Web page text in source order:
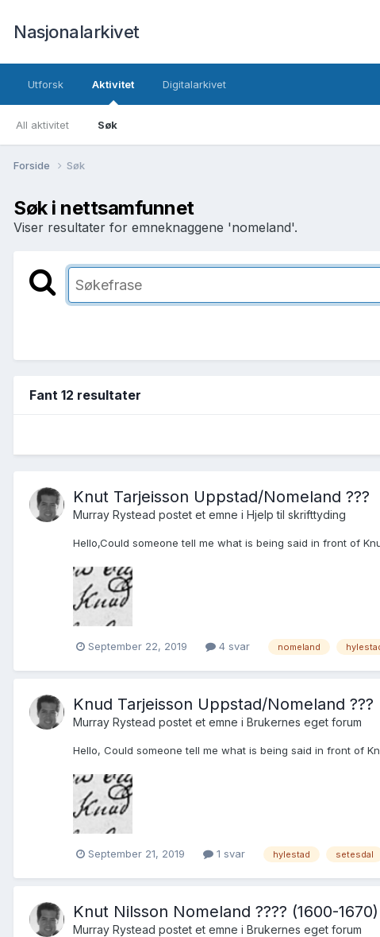
Nasjonalarkivet
Utforsk Aktivitet
All aktivitet Søk
Digitalarkivet
Forside Søk
Søk i nettsamfunnet
Viser resultater for emneknaggene 'nomeland'.
Fant 12 resultater
Knut Tarjeisson Uppstad/Nomeland ???
Murray Rystead postet et emne i Hjelp til skrifttyding
Hello,Could someone tell me what is being said in front of
September 22, 2019 4 svar nomeland
Knud Tarjeisson Uppstad/Nomeland ???
Murray Rystead postet et emne i Brukernes eget forum
Hello, Could someone tell me what is being said in front of
September 21, 2019 1 svar hylestad setesdal
Knut Nilsson Nomeland ???? (1600-1670)
Murray Rystead postet et emne i Brukernes eget forum